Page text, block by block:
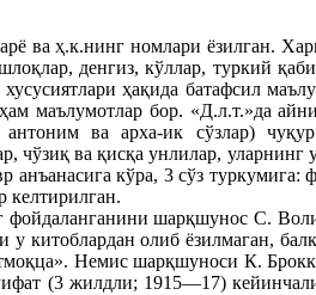
ва ҳ.к.нинг номлари ёзилган.
денгиз, кўллар, туркий
ҳақида батафсил
маълумотлар бор. «Д.л.т.»да
ва арха-ик сўзлар)
ва қисқа унлилар,
анъанасига кўра, 3 сўз
келтирилган.
шарқшунос С.
у китоблардан олиб ёзилмаган,
Немис шарқшуноси К.
(3 жилдли; 1915—17)